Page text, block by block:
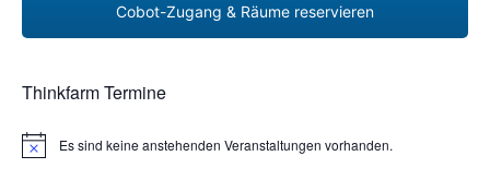
Cobot-Zugang & Räume reservieren
Thinkfarm Termine
H
Es sind keine anstehenden Veranstaltungen vorhanden.